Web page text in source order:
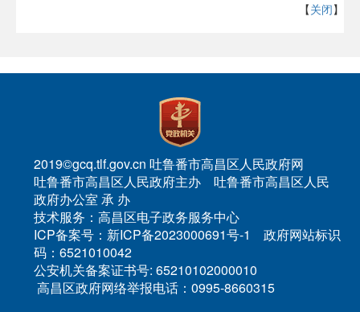
【关闭】
2019©gcq.tlf.gov.cn 吐鲁番市高昌区人民政府网
吐鲁番市高昌区人民政府主办 吐鲁番市高昌区人民
政府办公室 承 办
技术服务：高昌区电子政务服务中心
ICP备案号：新ICP备2023000691号-1 政府网站标识
码：6521010042
公安机关备案证书号: 65210102000010
高昌区政府网络举报电话：0995-8660315